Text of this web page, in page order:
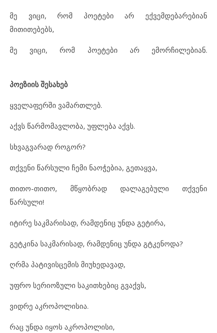
მე ვიცი, რომ პოეტები არ ექვემდებარებიან
მითითებებს,
მე ვიცი, რომ პოეტები არ ემორჩილებიან.
პოეზიის შესახებ
ყველაფერში ვამართლებ.
აქვს წარმომავლობა, უფლება აქვს.
სხვაგვარად როგორ?
თქვენი წარსული ჩემი ნაოჭებია, გეთაყვა,
თითო-თითო, მწყობრად დალაგებული თქვენი
წარსული!
იტირე საკმარისად, რამდენიც უნდა გეტირა,
გეტკინა საკმარისად, რამდენიც უნდა გტკენოდა?
ღრმა პატივისცემის მიუხედავად,
უფრო სერიოზული საკითხებიც გვაქვს,
ვიდრე აკროპოლისია.
რაც უნდა იყოს აკროპოლისი,